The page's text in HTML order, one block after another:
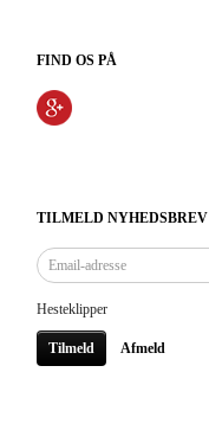
FIND OS PÅ
TILMELD NYHEDSBREV
Email-
adresse
Hesteklipper
Tilmeld Afmeld